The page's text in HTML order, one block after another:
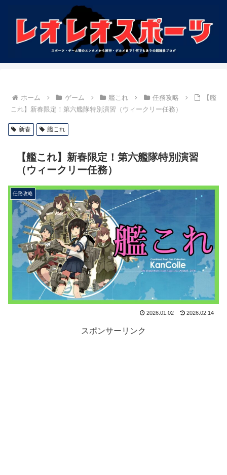
ホーム ゲーム 艦これ 任務攻略
【艦
これ】新春限定！第六艦隊特別演習（ウィークリー任務）
新春 艦これ
【艦これ】新春限定！第六艦隊特別演習
（ウィークリー任務）
任務攻略
2026.01.02 2026.02.14
スポンサーリンク